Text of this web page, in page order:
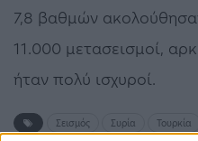
7,8 βαθμών
11.000 μετασεισμοί,
ήταν πολύ ισχυροί.
Σεισμός Συρία Τουρκία